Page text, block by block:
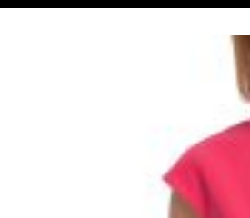
259,00 zł.181,00 zł.